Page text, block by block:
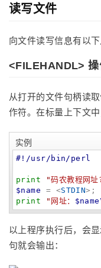
读写文件
向文件读写信息有以下
<FILEHANDL> 操
从打开的文件句柄读
作符。在标量上下文
实例
#!/usr/bin/perl
print "码农教程网址
$name = <STDIN
print
" 网址： $name
以上程序执行后，会
句就会输出：